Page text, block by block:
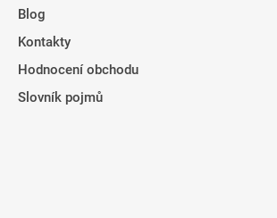
Blog
Kontakty
Hodnocení obchodu
Slovník pojmů